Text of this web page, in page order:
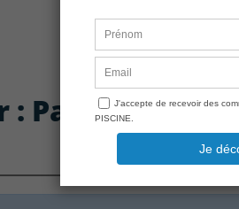
: Pack Filtre